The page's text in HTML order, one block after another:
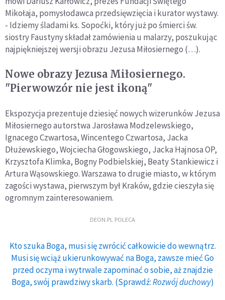
Mikołaja, pomysłodawca przedsięwzięcia i kurator wystawy.
- Idziemy śladami ks. Sopoćki, który już po śmierci św.
siostry Faustyny składał zamówienia u malarzy, poszukując
najpiękniejszej wersji obrazu Jezusa Miłosiernego (…).
Nowe obrazy Jezusa Miłosiernego.
"Pierwowzór nie jest ikoną"
Ekspozycja prezentuje dziesięć nowych wizerunków Jezusa
Miłosiernego autorstwa Jarosława Modzelewskiego,
Ignacego Czwartosa, Wincentego Czwartosa, Jacka
Dłużewskiego, Wojciecha Głogowskiego, Jacka Hajnosa OP,
Krzysztofa Klimka, Bogny Podbielskiej, Beaty Stankiewicz i
Artura Wąsowskiego. Warszawa to drugie miasto, w którym
zagości wystawa, pierwszym był Kraków, gdzie cieszyła się
ogromnym zainteresowaniem.
DEON.PL POLECA
Kto szuka Boga, musi się zwrócić całkowicie do wewnątrz.
Musi się wciąż ukierunkowywać na Boga, zawsze mieć Go
przed oczyma i wytrwale zapominać o sobie, aż znajdzie
Boga, swój prawdziwy skarb. (Sprawdź:Rozwój duchowy)